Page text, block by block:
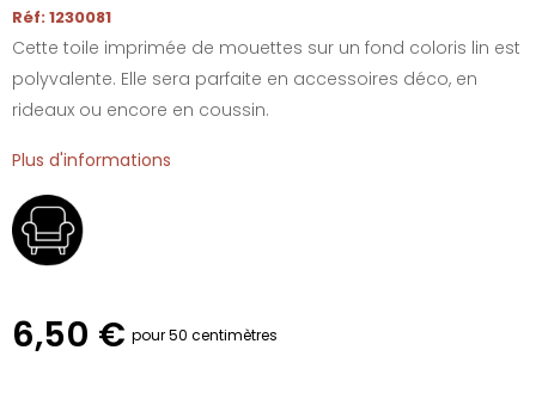
Réf: 1230081
Cette toile imprimée de mouettes sur un fond coloris lin est
polyvalente. Elle sera parfaite en accessoires déco, en
rideaux ou encore en coussin.
Plus d'informations
6,50 € pour 50 centimètres